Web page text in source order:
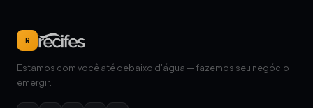
R
Estamos com você até debaixo d'água — fazemos seu negócio
emergir.